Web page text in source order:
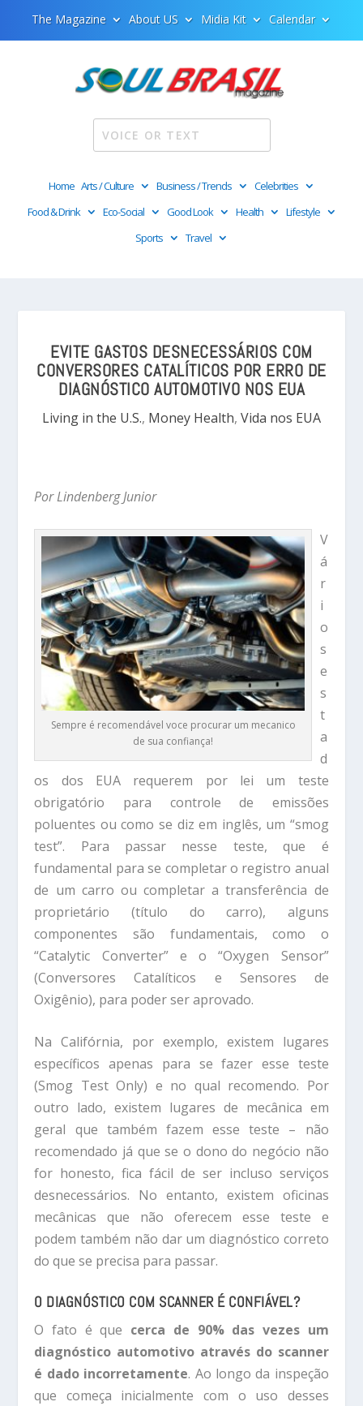
The Magazine About US Midia Kit Calendar
Home Arts / Culture Business / Trends
Celebrities
Food & Drink
Eco-Social Good Look Health
Lifestyle
Sports
Travel
EVITE GASTOS DESNECESSÁRIOS COM
CONVERSORES CATALÍTICOS POR ERRO DE
DIAGNÓSTICO AUTOMOTIVO NOS EUA
Living in the U.S., Money Health, Vida nos EUA
Por Lindenberg Junior
Sempre é recomendável voce procurar um mecanico
de sua confiança!
V
á
r
i
o
s
e
s
t
a
d
os dos EUA requerem por lei um teste
obrigatório para controle de emissões
poluentes ou como se diz em inglês, um “smog
test”. Para passar nesse teste, que é
fundamental para se completar o registro anual
de um carro ou completar a transferência de
proprietário (título do carro), alguns
componentes são fundamentais, como o
“Catalytic Converter” e o “Oxygen Sensor”
(Conversores Catalíticos e Sensores de
Oxigênio), para poder ser aprovado.
Na Califórnia, por exemplo, existem lugares
específicos apenas para se fazer esse teste
(Smog Test Only) e no qual recomendo. Por
outro lado, existem lugares de mecânica em
geral que também fazem esse teste – não
recomendado já que se o dono do negócio não
for honesto, fica fácil de ser incluso serviços
desnecessários. No entanto, existem oficinas
mecânicas que não oferecem esse teste e
podem também não dar um diagnóstico correto
do que se precisa para passar.
O DIAGNÓSTICO COM SCANNER É CONFIÁVEL?
O fato é que cerca de 90% das vezes um
diagnóstico automotivo através do scanner
é dado incorretamente. Ao longo da inspeção
que começa inicialmente com o uso desses